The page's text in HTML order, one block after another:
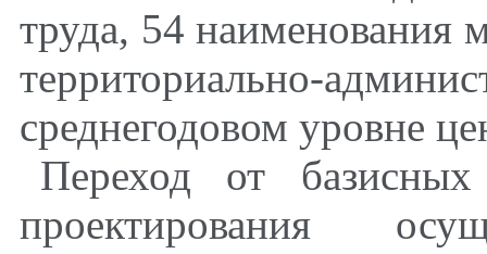
труда, 54 наименования
территориально-
среднегодовом уровне
Переход от
проектирования